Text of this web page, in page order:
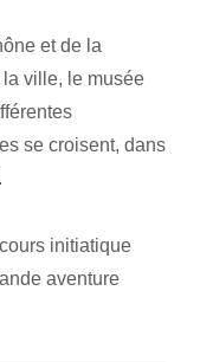
et de la
la ville, le musée
se croisent, dans
initiatique
aventure